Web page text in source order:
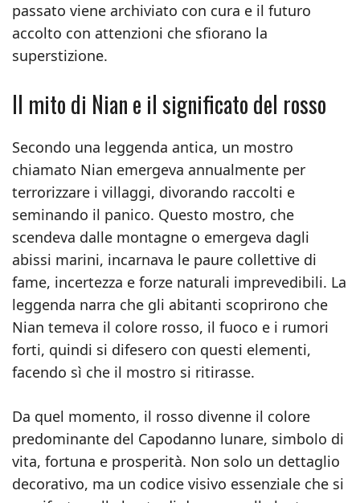
passato viene archiviato con cura e il futuro
accolto con attenzioni che sfiorano la
superstizione.
Il mito di Nian e il significato del rosso
Secondo una leggenda antica, un mostro
chiamato Nian emergeva annualmente per
terrorizzare i villaggi, divorando raccolti e
seminando il panico. Questo mostro, che
scendeva dalle montagne o emergeva dagli
abissi marini, incarnava le paure collettive di
fame, incertezza e forze naturali imprevedibili. La
leggenda narra che gli abitanti scoprirono che
Nian temeva il colore rosso, il fuoco e i rumori
forti, quindi si difesero con questi elementi,
facendo sì che il mostro si ritirasse.
Da quel momento, il rosso divenne il colore
predominante del Capodanno lunare, simbolo di
vita, fortuna e prosperità. Non solo un dettaglio
decorativo, ma un codice visivo essenziale che si